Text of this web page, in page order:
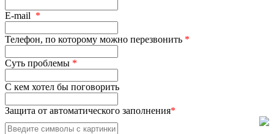
E-mail *
Телефон, по которому можно перезвонить *
Суть проблемы *
С кем хотел бы поговорить
Защита от автоматического заполнения*